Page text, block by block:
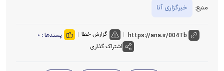
منبع: خبرگزاری آنا
گزارش خطا پسندها : ۰
اشتراک گذاری